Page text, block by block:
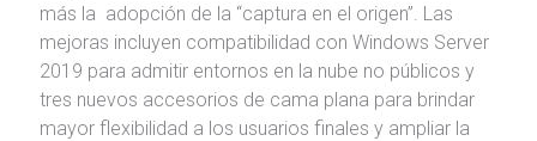
más la adopción de la “captura en el origen”. Las
mejoras incluyen compatibilidad con Windows Server
2019 para admitir entornos en la nube no públicos y
tres nuevos accesorios de cama plana para brindar
mayor flexibilidad a los usuarios finales y ampliar la